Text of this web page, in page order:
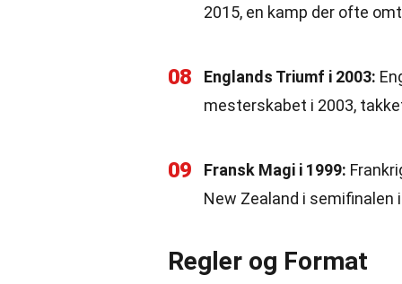
2015, en kamp der ofte
08 Englands Triumf i 2003:
mesterskabet i 2003,
09 Fransk Magi i 1999:
New Zealand i semifinalen
Regler og Format